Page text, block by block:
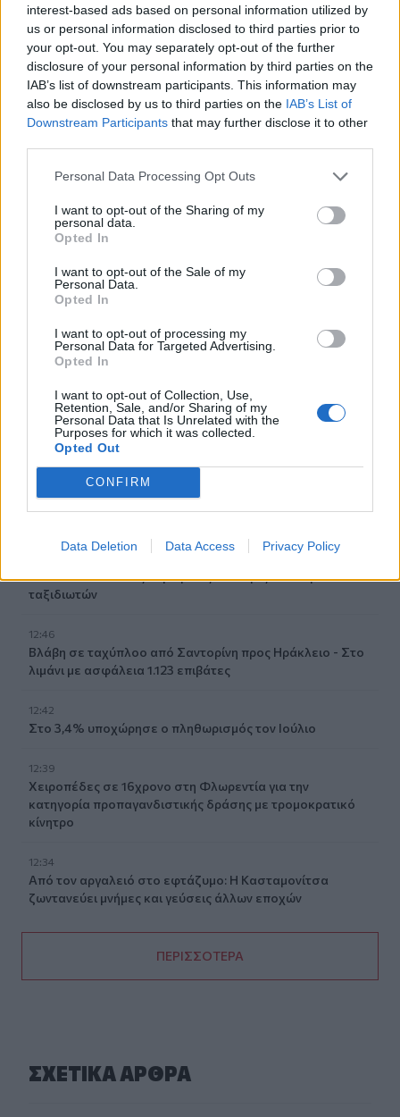
interest-based ads based on personal information utilized by
us or personal information disclosed to third parties prior to
your opt-out. You may separately opt-out of the further
disclosure of your personal information by third parties on the
IAB’s list of downstream participants. This information may
also be disclosed by us to third parties on the IAB’s List of
Downstream Participants that may further disclose it to other
Personal Data Processing Opt Outs
I want to opt-out of the Sharing of my
personal data.
Opted In
I want to opt-out of the Sale of my
Personal Data.
Opted In
I want to opt-out of processing my
Personal Data for Targeted Advertising.
Opted In
I want to opt-out of Collection, Use,
Retention, Sale, and/or Sharing of my
Personal Data that Is Unrelated with the
Purposes for which it was collected.
Opted Out
CONFIRM
Data Deletion Data Access Privacy Policy
13:28
"Μπλόκο" στις διακοπές ηλεκτροδότησης στον Πλατανιά
μέσα στην τουριστική περίοδο
13:22
Συνελήφθη πρώην κυβερνήτης στο Μεξικό για την
εξαφάνιση 43 φοιτητών πριν από 12 χρόνια
Σαμαριά: Νέα παρέμβαση Καλογερή για τα κλεισίματα
«Greek Mafia» - Κατηγορείται και για τη δολοφονία
Ζαμπούνη
Κρητικές γεύσεις και μουσική παράδοση σε μια
ξεχωριστή βραδιά στο Αβδού
Αργεντινή: Επεισόδια μετά το τέλος κινητοποίησης κατά
νομοσχεδίου ιδιοκτησίας
Στη Σάμο για τη γιορτή της Μεταμόρφωσης του Σωτήρος
ΕΟΤ: Η Ελλάδα στις κορυφαίες επιλογές των Ευρωπαίων
ταξιδιωτών
12:46
Βλάβη σε ταχύπλοο από Σαντορίνη προς Ηράκλειο - Στο
λιμάνι με ασφάλεια 1.123 επιβάτες
12:42
Στο 3,4% υποχώρησε ο πληθωρισμός τον Ιούλιο
12:39
Xειροπέδες σε 16χρονο στη Φλωρεντία για την
κατηγορία προπαγανδιστικής δράσης με τρομοκρατικό
κίνητρο
12:34
Από τον αργαλειό στο εφτάζυμο: Η Κασταμονίτσα
ζωντανεύει μνήμες και γεύσεις άλλων εποχών
ΠΕΡΙΣΣΟΤΕΡΑ
ΣΧΕΤΙΚA AΡΘΡΑ